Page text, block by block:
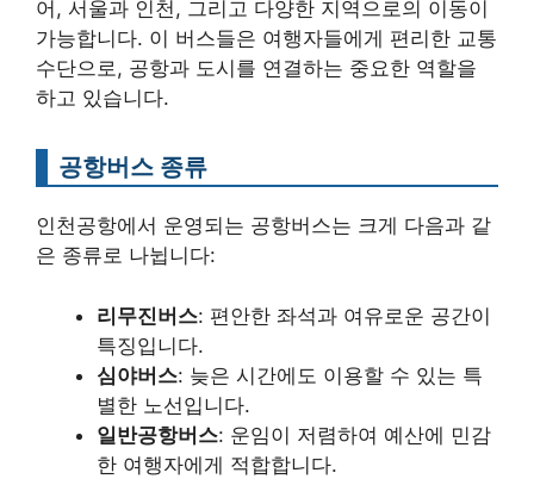
어, 서울과 인천, 그리고 다양한 지역으로의 이동이
가능합니다. 이 버스들은 여행자들에게 편리한 교통
수단으로, 공항과 도시를 연결하는 중요한 역할을
하고 있습니다.
공항버스 종류
인천공항에서 운영되는 공항버스는 크게 다음과 같
은 종류로 나뉩니다:
리무진버스: 편안한 좌석과 여유로운 공간이
특징입니다.
심야버스: 늦은 시간에도 이용할 수 있는 특
별한 노선입니다.
일반공항버스: 운임이 저렴하여 예산에 민감
한 여행자에게 적합합니다.